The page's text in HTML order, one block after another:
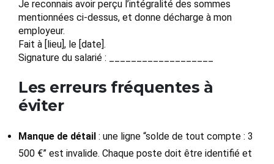
Je reconnais avoir perçu l’intégralité des sommes
mentionnées ci-dessus, et donne décharge à mon
employeur.
Fait à [lieu], le [date].
Signature du salarié : ___________________
Les erreurs fréquentes à
éviter
Manque de détail : une ligne “solde de tout compte : 3
500 €” est invalide. Chaque poste doit être identifié et